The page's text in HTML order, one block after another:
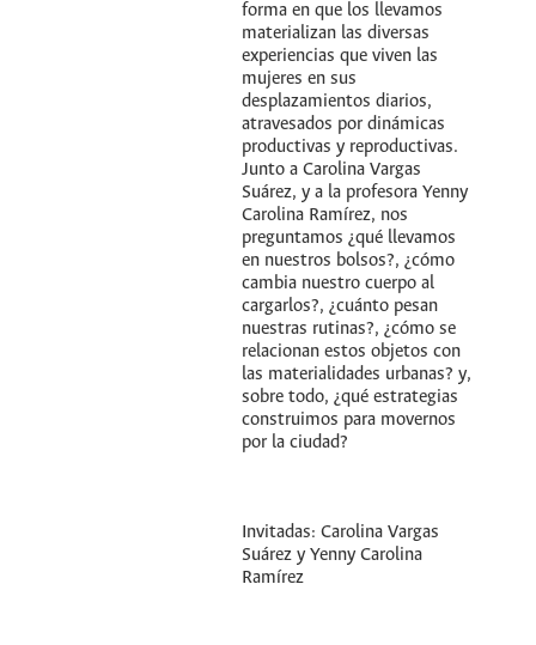
forma en que los llevamos
materializan las diversas
experiencias que viven las
mujeres en sus
desplazamientos diarios,
atravesados por dinámicas
productivas y reproductivas.
Junto a Carolina Vargas
Suárez, y a la profesora Yenny
Carolina Ramírez, nos
preguntamos ¿qué llevamos
en nuestros bolsos?, ¿cómo
cambia nuestro cuerpo al
cargarlos?, ¿cuánto pesan
nuestras rutinas?, ¿cómo se
relacionan estos objetos con
las materialidades urbanas? y,
sobre todo, ¿qué estrategias
construimos para movernos
por la ciudad?
Invitadas: Carolina Vargas
Suárez y Yenny Carolina
Ramírez